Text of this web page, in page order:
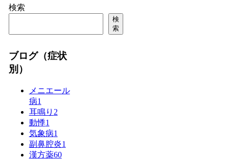
検索
検
索
ブログ（症状
別）
メニエール
病1
耳鳴り 2
動悸1
気象病1
副鼻腔炎1
漢方薬60